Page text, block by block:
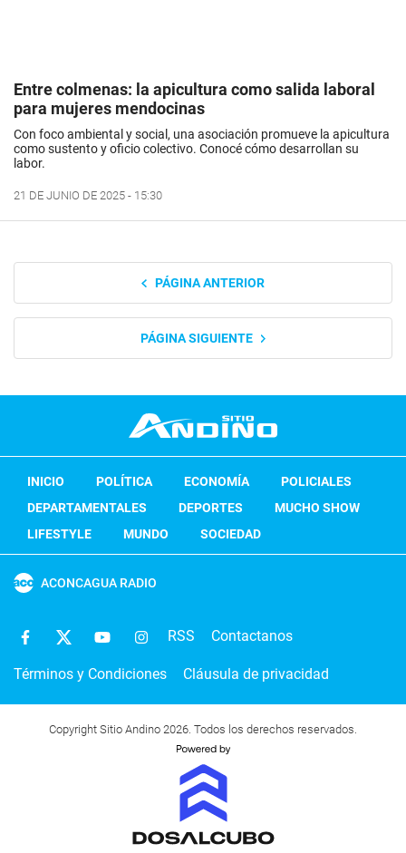
Entre colmenas: la apicultura como salida laboral
para mujeres mendocinas
Con foco ambiental y social, una asociación promueve la apicultura
como sustento y oficio colectivo. Conocé cómo desarrollan su
labor.
21 DE JUNIO DE 2025 - 15:30
PÁGINA ANTERIOR
PÁGINA SIGUIENTE
INICIO POLÍTICA ECONOMÍA
POLICIALES
DEPARTAMENTALES
DEPORTES
MUCHO SHOW
LIFESTYLE
MUNDO SOCIEDAD
ACONCAGUA RADIO
RSS Contactanos
Términos y Condiciones Cláusula de privacidad
Copyright Sitio Andino 2026. Todos los derechos reservados.